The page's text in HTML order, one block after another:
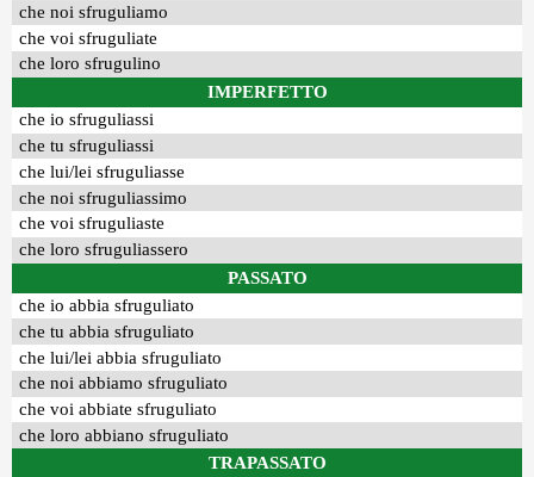
che noi sfruguliamo
che voi sfruguliate
che loro sfrugulino
IMPERFETTO
che io sfruguliassi
che tu sfruguliassi
che lui/lei sfruguliasse
che noi sfruguliassimo
che voi sfruguliaste
che loro sfruguliassero
PASSATO
che io abbia sfruguliato
che tu abbia sfruguliato
che lui/lei abbia sfruguliato
che noi abbiamo sfruguliato
che voi abbiate sfruguliato
che loro abbiano sfruguliato
TRAPASSATO